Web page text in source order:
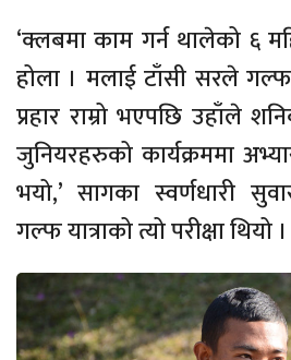
‘क्लबमा काम गर्न थालेको ६
होला । मलाई टाँसी सरले गल्फ
प्रहार राम्रो भएपछि उहाँले
जुनियरहरुको कार्यक्रममा
भयो,’ सागका स्वर्णधारी
गल्फ यात्राको त्यो परीक्षा